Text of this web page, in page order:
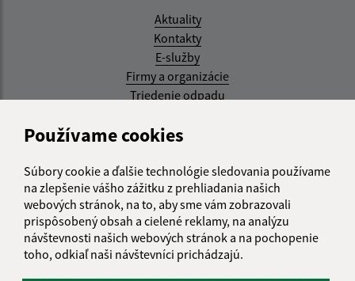
Používame cookies
Súbory cookie a ďalšie technológie sledovania používame
na zlepšenie vášho zážitku z prehliadania našich
webových stránok, na to, aby sme vám zobrazovali
prispôsobený obsah a cielené reklamy, na analýzu
návštevnosti našich webových stránok a na pochopenie
toho, odkiaľ naši návštevníci prichádzajú.
Aktuality
Kontakty
E-služby
Firmy a organizácie
Triedenie odpadu
Aktualizované:
RSS
Správca obsahu:
Správca obsahu je Obec Kysak.
Vytvorené v súlade sJednotným dizajn manuálom